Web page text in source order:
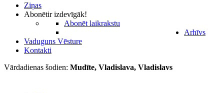
Ziņas
Abonētir izdevīgāk!
Abonēt laikrakstu
Arhīvs
Vaduguns Vēsture
Kontakti
Vārdadienas šodien: Mudīte, Vladislava, Vladislavs